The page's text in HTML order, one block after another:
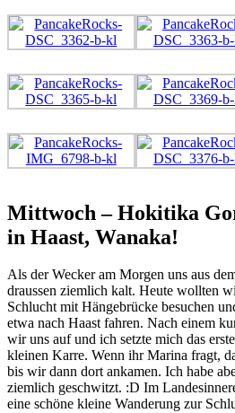
Mittwoch – Hokitika
in Haast, Wanaka!
Als der Wecker am Morgen uns aus
draussen ziemlich kalt. Heute wollten
Schlucht mit Hängebrücke besuchen
etwa nach Haast fahren. Nach einem
wir uns auf und ich setzte mich das
kleinen Karre. Wenn ihr Marina fragt,
bis wir dann dort ankamen. Ich habe
ziemlich geschwitzt. :D Im
eine schöne kleine Wanderung zur